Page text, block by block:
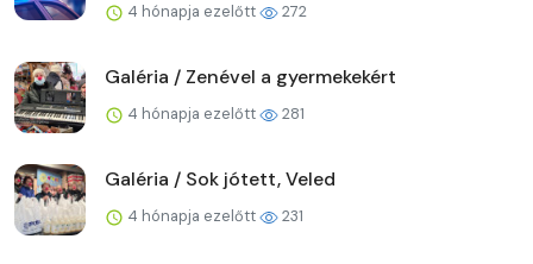
4 hónapja ezelőtt 272
Galéria / Zenével a gyermekekért
4 hónapja ezelőtt 281
Galéria / Sok jótett, Veled
4 hónapja ezelőtt 231